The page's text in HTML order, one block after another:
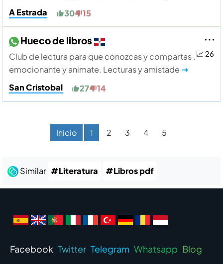
A Estrada
30 15
📈 26
Hueco de libros
Club de lectura para que conozcas y compartas .
emocionante y animate. Lecturas y amistade ⇢
San Cristobal
27 14
Inicio 1 2 3 4 5
Similar #Literatura #Libros pdf
Facebook Twitter Telegram Whatsapp Blog